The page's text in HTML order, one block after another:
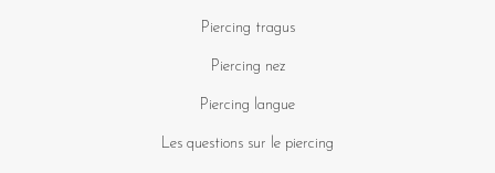
Piercing tragus
Piercing nez
Piercing langue
Les questions sur le piercing